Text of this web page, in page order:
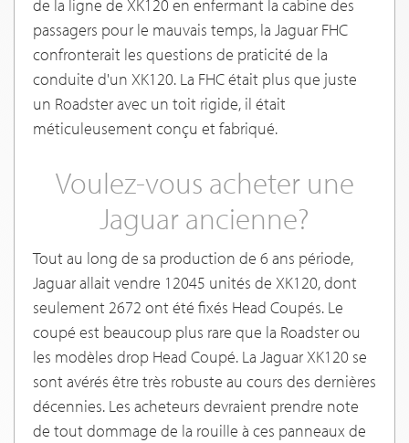
de la ligne de XK120 en enfermant la cabine des
passagers pour le mauvais temps, la Jaguar FHC
confronterait les questions de praticité de la
conduite d'un XK120. La FHC était plus que juste
un Roadster avec un toit rigide, il était
méticuleusement conçu et fabriqué.
Voulez-vous acheter une
Jaguar ancienne?
Tout au long de sa production de 6 ans période,
Jaguar allait vendre 12045 unités de XK120, dont
seulement 2672 ont été fixés Head Coupés. Le
coupé est beaucoup plus rare que la Roadster ou
les modèles drop Head Coupé. La Jaguar XK120 se
sont avérés être très robuste au cours des dernières
décennies. Les acheteurs devraient prendre note
de tout dommage de la rouille à ces panneaux de